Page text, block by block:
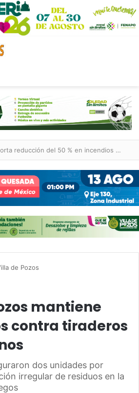
Villa de Pozos reporta reducción del 50 % en incendios forestales y de pastizales
de Pozos
mantiene
contra tiraderos
dos unidades por
irregular de residuos en la